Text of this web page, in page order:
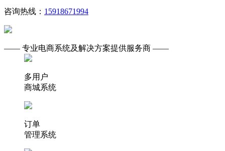
咨询热线： 15918671994
—— 专业电商系统及解决方案提供服务商 ——
多用户
商城系统
订单
管理系统